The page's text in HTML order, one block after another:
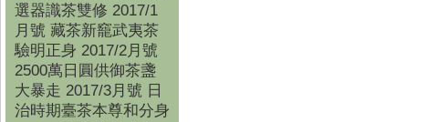
選器識茶雙修 2017/1
月號 藏茶新竉武夷茶
驗明正身 2017/2月號
2500萬日圓供御茶盞
大暴走 2017/3月號 日
治時期臺茶本尊和分身